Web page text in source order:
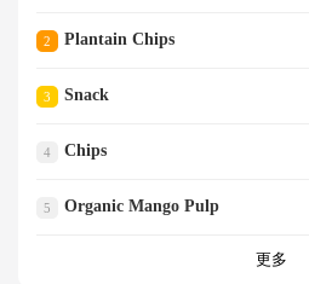
2 Plantain Chips
3 Snack
4 Chips
5 Organic Mango Pulp
更多